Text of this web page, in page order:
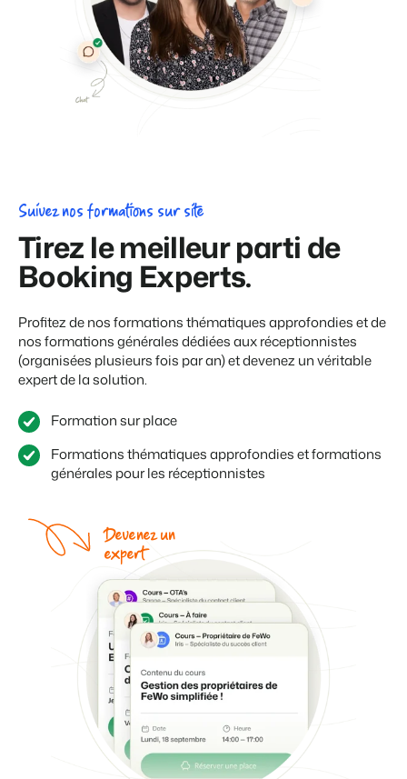
Suivez nos formations sur site
Tirez le meilleur parti de
Booking Experts.
Profitez de nos formations thématiques approfondies et de
nos formations générales dédiées aux réceptionnistes
(organisées plusieurs fois par an) et devenez un véritable
expert de la solution.
Formation sur place
Formations thématiques approfondies et formations
générales pour les réceptionnistes
Devenez un
expert